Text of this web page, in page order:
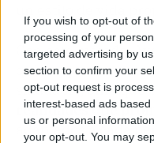
If you wish to opt-out of
processing of your
targeted advertising by
section to confirm your
opt-out request is
interest-based ads
us or personal
your opt-out. You may
Con este método,
quiere que las
saludable, sino que
realidades que
adaptados a cada